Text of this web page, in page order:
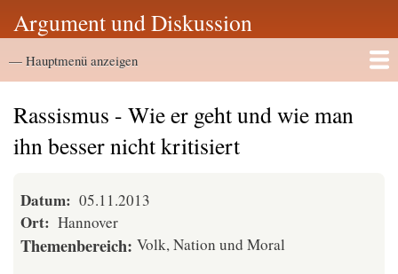
Direkt
zum
Argument und Diskussion
— Hauptmenü anzeigen
Startseite
Vortragsarchiv
Rassismus - Wie er geht und wie man
ihn besser nicht kritisiert
Datum 05.11.2013
Ort Hannover
Themenbereich Volk, Nation und Moral